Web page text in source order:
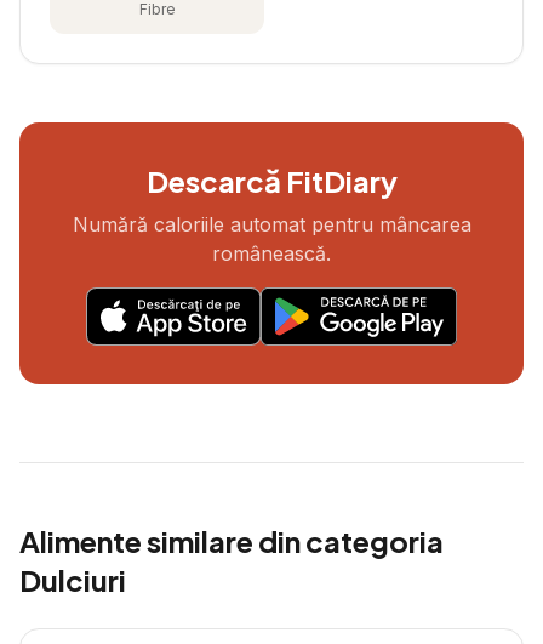
Fibre
Descarcă FitDiary
Numără caloriile automat pentru mâncarea
românească.
Alimente similare din categoria
Dulciuri